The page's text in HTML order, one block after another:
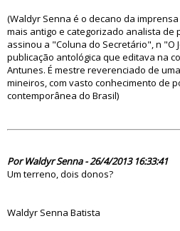
(Waldyr Senna é o decano da
mais antigo e categorizado analista de
assinou a "Coluna do Secretário", n "O
publicação antológica que editava na
Antunes. É mestre reverenciado de
mineiros, com vasto conhecimento de
contemporânea do Brasil)
Por Waldyr Senna - 26/4/2013 16:33:41
Um terreno, dois donos?
Waldyr Senna Batista